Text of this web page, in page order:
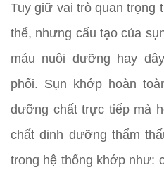
Tuy giữ vai trò quan trọng
thể, nhưng cấu tạo của
máu nuôi dưỡng hay
phối. Sụn khớp hoàn
dưỡng chất trực tiếp mà
chất dinh dưỡng thẩm
trong hệ thống khớp như: